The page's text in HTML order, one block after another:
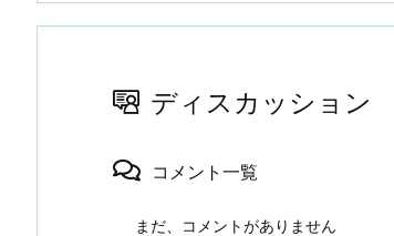
ディスカッション
コメント一覧
まだ、コメントがありません